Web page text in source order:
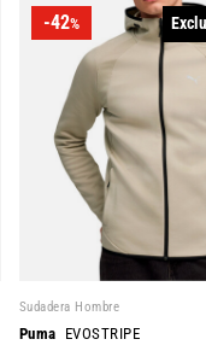
-42%
Sudadera Hombre
Puma EVOSTRIPE